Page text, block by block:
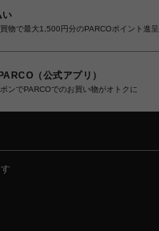
い
物で最大1,500円分のPARCOポイント進呈
（公式アプリ）
ンでPARCOでのお買い物がオトクに